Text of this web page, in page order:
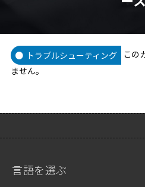
トラブルシューティング
この
ません。
言語を選ぶ